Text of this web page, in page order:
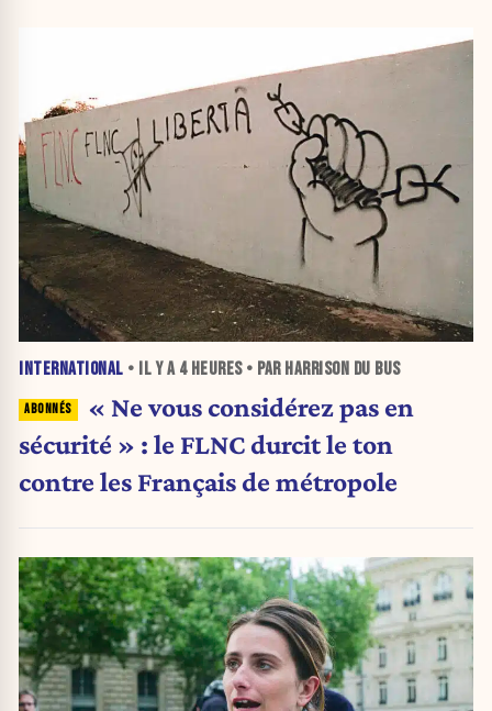
INTERNATIONAL • IL Y A 4 HEURES• PAR HARRISON DU BUS
« Ne vous considérez pas en
sécurité » : le FLNC durcit le ton
contre les Français de métropole